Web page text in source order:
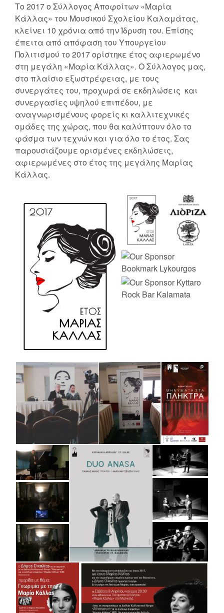
Το 2017 ο Σύλλογος Αποφοίτων «Μαρία
Κάλλας» του Μουσικού Σχολείου Καλαμάτας,
κλείνει 10 χρόνια από την Ίδρυση του. Επίσης
έπειτα από απόφαση του Υπουργείου
Πολιτισμού το 2017 ορίστηκε έτος αφιερωμένο
στη μεγάλη «Μαρία Κάλλας». Ο Σύλλογος μας,
στο πλαίσιο εξωστρέφειας, με τους
συνεργάτες του, προχωρά σε εκδηλώσεις και
συνεργασίες υψηλού επιπέδου, με
αναγνωρισμένους φορείς κι καλλιτεχνικές
ομάδες της χώρας, που θα καλύπτουν όλο το
φάσμα των τεχνών και για όλο το έτος. Σας
παρουσιάζουμε ορισμένες εκδηλώσεις,
αφιερωμένες στο έτος της μεγάλης Μαρίας
Κάλλας.